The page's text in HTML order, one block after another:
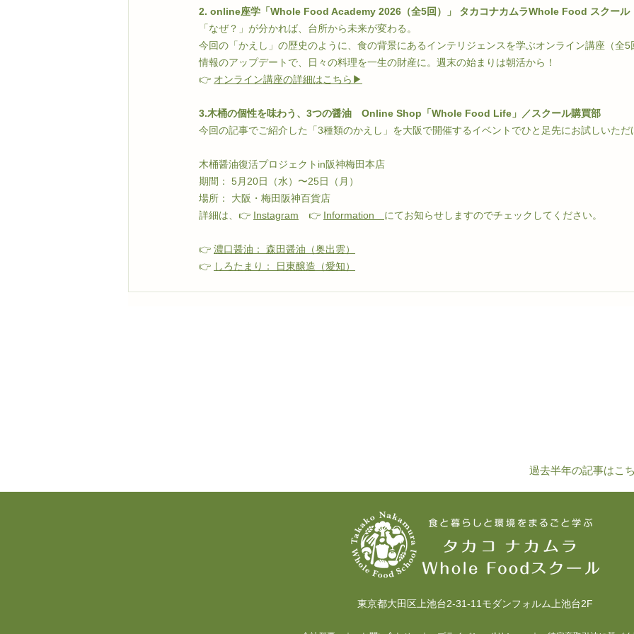
2. online座学「Whole Food Academy 2026（全5回）」 タカコナカムラWhole Food スクール
「なぜ？」が分かれば、台所から未来が変わる。
今回の「かえし」の歴史のように、食の背景にあるインテリジェンスを学ぶオンライン講座（全5
情報のアップデートで、日々の料理を一生の財産に。週末の始まりは朝活から！
👉 オンライン講座の詳細はこちら▶︎
3.木桶の個性を味わう、3つの醤油 Online Shop「Whole Food Life」／スクール購買部
今回の記事でご紹介した「3種類のかえし」を大阪で開催するイベントでひと足先にお試しいただ
木桶醤油復活プロジェクトin阪神梅田本店
期間： 5月20日（水）〜25日（月）
場所： 大阪・梅田阪神百貨店
詳細は、👉 Instagram 👉 Information にてお知らせしますのでチェックしてください。
👉 濃口醤油： 森田醤油（奥出雲）
👉 しろたまり： 日東醸造（愛知）
過去半年の記事はこ
東京都大田区上池台2-31-11モダンフォルム上池台2F